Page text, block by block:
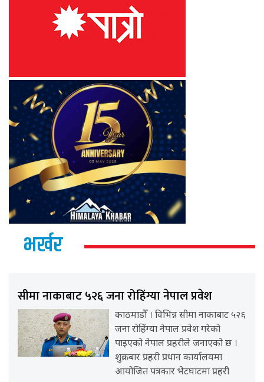
भर्खर
सीमा नाकाबाट ५२६ जना रोहिंग्या नेपाल प्रवेश
काठमाडौँ । विभिन्न सीमा नाकाबाट ५२६
जना रोहिंग्या नेपाल प्रवेश गरेको
पाइएको नेपाल प्रहरीले जनाएको छ ।
शुक्रबार प्रहरी प्रधान कार्यालयमा
आयोजित पत्रकार भेटघाटमा प्रहरी